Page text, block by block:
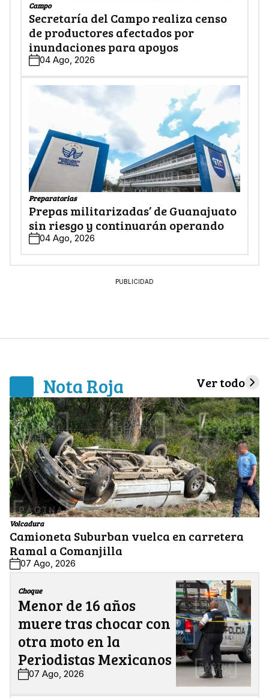
Campo
Secretaría del Campo realiza censo
de productores afectados por
inundaciones para apoyos
04 Ago, 2026
Preparatorias
Prepas militarizadas’ de Guanajuato
sin riesgo y continuarán operando
04 Ago, 2026
PUBLICIDAD
Nota Roja Ver todo
Volcadura
Camioneta Suburban vuelca en carretera
Ramal a Comanjilla
07 Ago, 2026
Choque
Menor de 16 años
muere tras chocar con
otra moto en la
Periodistas Mexicanos
07 Ago, 2026